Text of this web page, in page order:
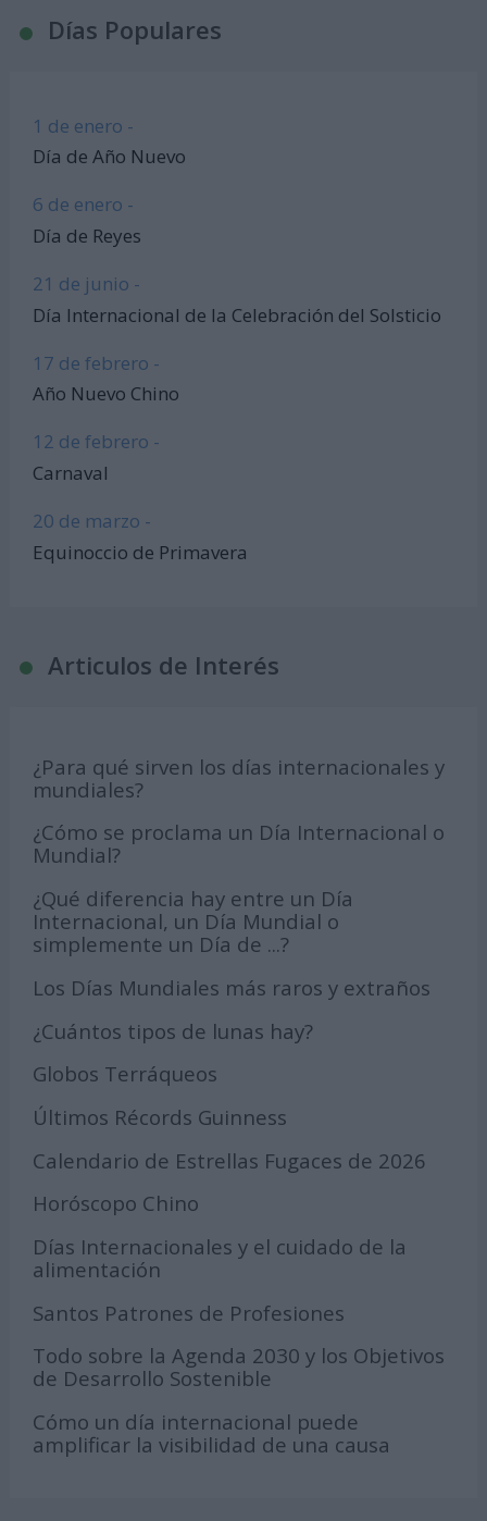
Días Populares
1 de enero -
Día de Año Nuevo
6 de enero -
Día de Reyes
21 de junio -
Día Internacional de la Celebración del Solsticio
17 de febrero -
Año Nuevo Chino
12 de febrero -
Carnaval
20 de marzo -
Equinoccio de Primavera
Articulos de Interés
¿Para qué sirven los días internacionales y
mundiales?
¿Cómo se proclama un Día Internacional o
Mundial?
¿Qué diferencia hay entre un Día
Internacional, un Día Mundial o
simplemente un Día de ...?
Los Días Mundiales más raros y extraños
¿Cuántos tipos de lunas hay?
Globos Terráqueos
Últimos Récords Guinness
Calendario de Estrellas Fugaces de 2026
Horóscopo Chino
Días Internacionales y el cuidado de la
alimentación
Santos Patrones de Profesiones
Todo sobre la Agenda 2030 y los Objetivos
de Desarrollo Sostenible
Cómo un día internacional puede
amplificar la visibilidad de una causa